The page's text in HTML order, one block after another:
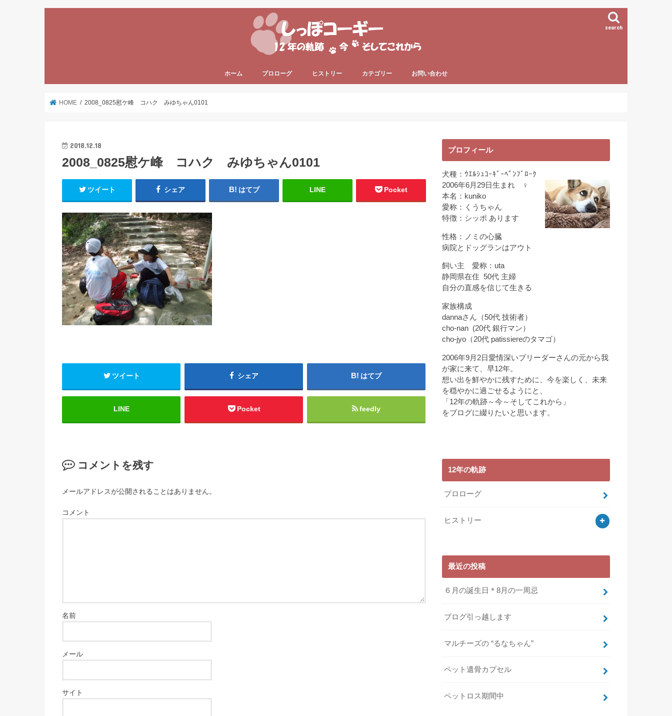
search
ホーム プロローグ ヒストリー カテゴリー お問い合わせ
HOME 2008_0825慰ケ峰 コハク みゆちゃん0101
2018.12.18
2008_0825慰ケ峰 コハク みゆちゃん0101
ツイート シェア はてブ LINE Pocket
ツイート シェア はてブ
LINE Pocket feedly
コメントを残す
メールアドレスが公開されることはありません。
コメント
名前
メール
サイト
プロフィール
犬種：ｳｴﾙｼｭｺｰｷﾞｰﾍﾟﾝﾌﾞﾛｰｸ
2006年6月29日生まれ ♀
本名：kuniko
愛称：くうちゃん
特徴：シッポ あります
性格：ノミの心臓
病院とドッグランはアウト
飼い主 愛称：uta
静岡県在住 50代 主婦
自分の直感を信じて生きる
家族構成
dannaさん（50代 技術者）
cho-nan (20代 銀行マン）
cho-jyo（20代 patissiereのタマゴ）
2006年9月2日愛情深いブリーダーさんの元から我
が家に来て、早12年。
想い出を鮮やかに残すために、今を楽しく、未来
を穏やかに過ごせるようにと、
「12年の軌跡～今～そしてこれから」
をブログに綴りたいと思います。
12年の軌跡
プロローグ
ヒストリー
最近の投稿
６月の誕生日＊8月の一周忌
ブログ引っ越します
マルチーズの “るなちゃん”
ペット遺骨カプセル
ペットロス期間中